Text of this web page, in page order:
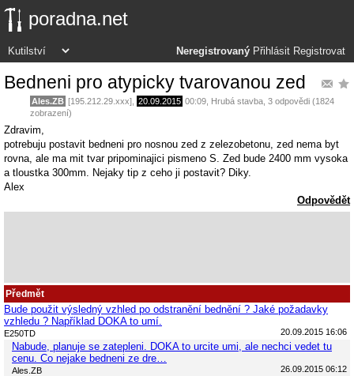
poradna.net
Neregistrovaný Přihlásit Registrovat
Bedneni pro atypicky tvarovanou zed
Ales.ZB [195.212.29.xxx], 20.09.2015 00:09 Hrubá stavba , 3 odpovědi (1824
zobrazení)
Zdravim,
potrebuju postavit bedneni pro nosnou zed z zelezobetonu, zed nema byt
rovna, ale ma mit tvar pripominajici pismeno S. Zed bude 2400 mm vysoka
a tloustka 300mm. Nejaky tip z ceho ji postavit? Diky.
Alex
Odpovědět
Předmět
Bude použit výsledný vzhled po odstranění bednění ? Jaké požadavky
vzhledu ? Například DOKA to umí.
E250TD 20.09.2015 16:06
Nabude, planuje se zatepleni. DOKA to urcite umi, ale nechci vedet tu
cenu. Co nejake bedneni ze dre…
Ales.ZB 26.09.2015 06:12